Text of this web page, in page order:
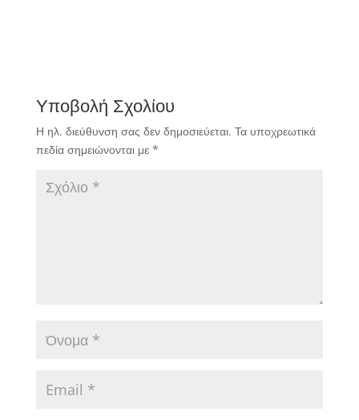
αθλητές οι ομάδες στα
πιο διαδεδομένα
επαγγελματικά
αθλήματα. Το
παρουσιάζει τα…
Υποβολή Σχολίου
Η ηλ. διεύθυνση σας δεν δημοσιεύεται. Τα υποχρεωτικά
πεδία σημειώνονται με *